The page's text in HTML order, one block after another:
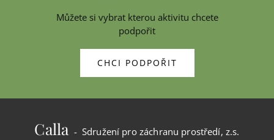
Můžete si vybrat kterou aktivitu chcete
podpořit
CHCI PODPOŘIT
Calla- Sdružení pro záchranu prostředí, z.s.